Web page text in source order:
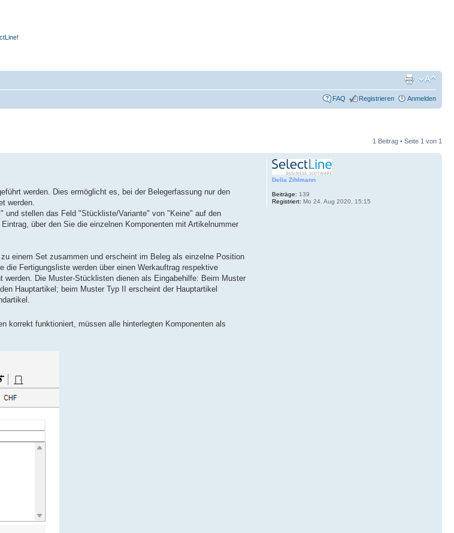
FAQ Registrieren Anmelden
1 Beitrag • Seite 1 von 1
werden. Dies ermöglicht es, bei der Belegerfassung nur den
werden.
stellen das Feld "Stückliste/Variante" von "Keine" auf den
über den Sie die einzelnen Komponenten mit Artikelnummer
einem Set zusammen und erscheint im Beleg als einzelne Position
Fertigungsliste werden über einen Werkauftrag respektive
Die Muster-Stücklisten dienen als Eingabehilfe: Beim Muster
Hauptartikel; beim Muster Typ II erscheint der Hauptartikel
korrekt funktioniert, müssen alle hinterlegten Komponenten als
Delia Zihlmann
Beiträge: 139
Registriert: Mo 24. Aug 2020, 15:15